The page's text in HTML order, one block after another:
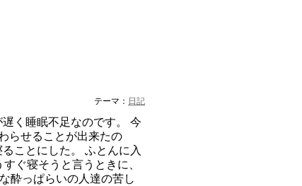
テーマ： 日記
く睡眠不足なのです。 今
らせることが出来たの
ことにした。 ふとんに入
ぐ寝そうと言うときに、
酔っぱらいの人達の苦し